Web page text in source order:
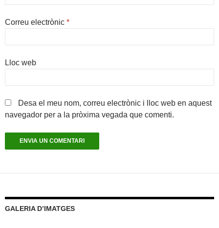
Correu electrònic *
Lloc web
Desa el meu nom, correu electrònic i lloc web en aquest
navegador per a la pròxima vegada que comenti.
GALERIA D’IMATGES